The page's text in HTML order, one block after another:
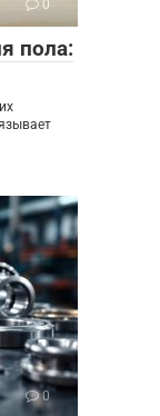
0
пола:
0